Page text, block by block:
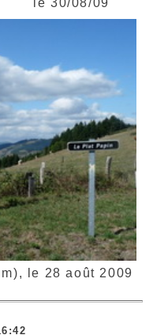
le 30/08/09
le 28 août 2009